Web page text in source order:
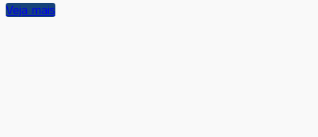
Veja mais